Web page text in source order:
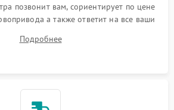
позвонит вам, сориентирует по цене
а также ответит на все ваши
Подробнее